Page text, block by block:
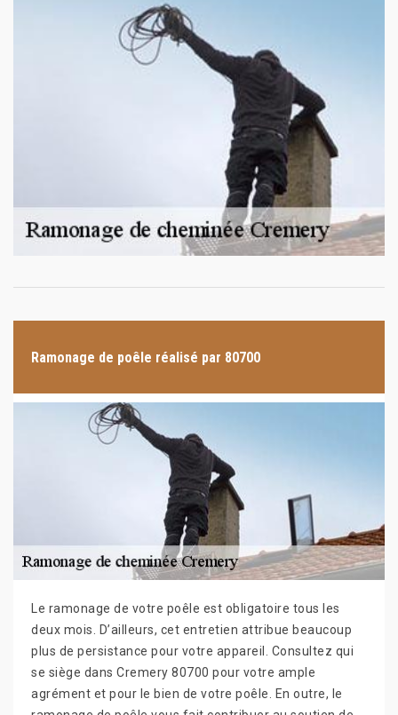
Ramonage de poêle réalisé par 80700
Le ramonage de votre poêle est obligatoire tous les
deux mois. D’ailleurs, cet entretien attribue beaucoup
plus de persistance pour votre appareil. Consultez qui
se siège dans Cremery 80700 pour votre ample
agrément et pour le bien de votre poêle. En outre, le